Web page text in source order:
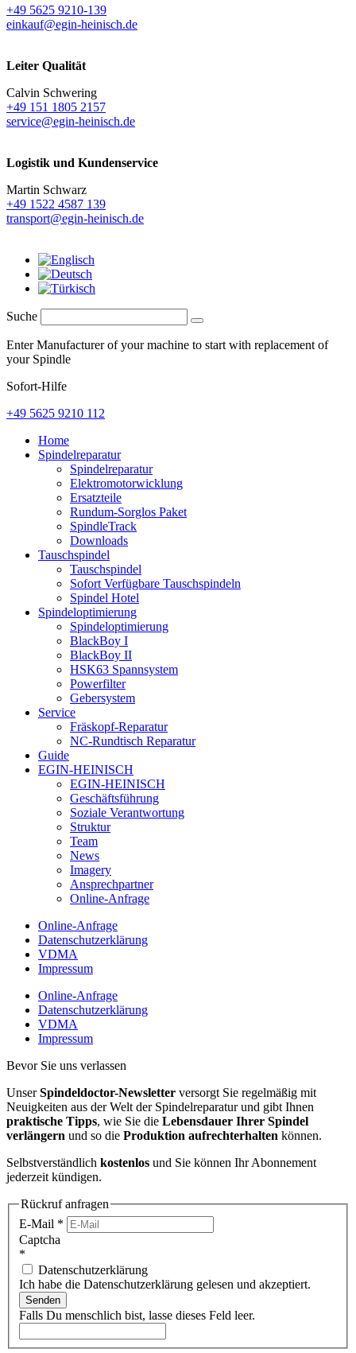
+49 5625 9210-139
einkauf@egin-heinisch.de
Leiter Qualität
Calvin Schwering
+49 151 1805 2157
service@egin-heinisch.de
Logistik und Kundenservice
Martin Schwarz
+49 1522 4587 139
transport@egin-heinisch.de
Suche
Enter Manufacturer of your machine to start with replacement of
your Spindle
Sofort-Hilfe
+49 5625 9210 112
Home
Spindelreparatur
Spindelreparatur
Elektromotorwicklung
Ersatzteile
Rundum-Sorglos Paket
SpindleTrack
Downloads
Tauschspindel
Tauschspindel
Sofort Verfügbare Tauschspindeln
Spindel Hotel
Spindeloptimierung
Spindeloptimierung
BlackBoy I
BlackBoy II
HSK63 Spannsystem
Powerfilter
Gebersystem
Service
Fräskopf-Reparatur
NC-Rundtisch Reparatur
Guide
EGIN-HEINISCH
EGIN-HEINISCH
Geschäftsführung
Soziale Verantwortung
Struktur
Team
News
Imagery
Ansprechpartner
Online-Anfrage
Online-Anfrage
Datenschutzerklärung
VDMA
Impressum
Online-Anfrage
Datenschutzerklärung
VDMA
Impressum
Bevor Sie uns verlassen
UnserSpindeldoctor-Newsletter versorgt Sie regelmäßig mit
Neuigkeiten aus der Welt der Spindelreparatur und gibt Ihnen
praktische Tipps, wie Sie die Lebensdauer Ihrer Spindel
verlängern und so die Produktion aufrechterhalten können.
Selbstverständlich kostenlos und Sie können Ihr Abonnement
jederzeit kündigen.
Rückruf anfragen
E-Mail *
Captcha
*
Datenschutzerklärung
Ich habe die Datenschutzerklärung gelesen und akzeptiert.
Senden
Falls Du menschlich bist, lasse dieses Feld leer.